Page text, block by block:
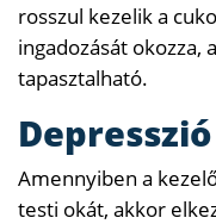
rosszul kezelik a
ingadozását okozza,
tapasztalható.
Depresszió
Amennyiben a
testi okát, akkor